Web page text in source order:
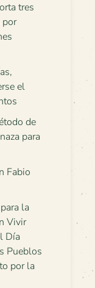
tres
por
el
de
para
Fabio
la
Vivir
Día
Pueblos
por la